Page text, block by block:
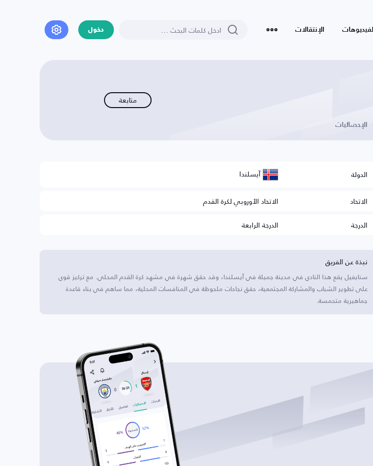
الفيديوهات الإنتقالات دخول
متابعة
الإحصائيات
الدولة آيسلندا
الاتحاد
الاتحاد الأوروبي لكرة القدم
الدرجة
الدرجة الرابعة
نبذة عن الفريق
سنايفيل يقع هذا النادي في مدينة جميلة في آيسلندا، وقد حقق شهرة في مشهد كرة القدم المحلي. مع تركيز قوي
على تطوير الشباب والمشاركة المجتمعية، حقق نجاحات ملحوظة في المنافسات المحلية، مما ساهم في بناء قاعدة
جماهيرية متحمسة.